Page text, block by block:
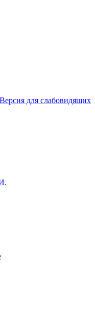
Версия для слабовидящих